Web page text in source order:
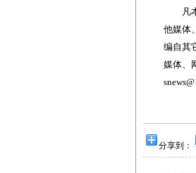
凡本
他媒体
编自其
媒体、
分享到：